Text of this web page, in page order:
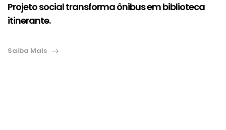
Projeto social transforma ônibus em biblioteca
itinerante.
Saiba Mais